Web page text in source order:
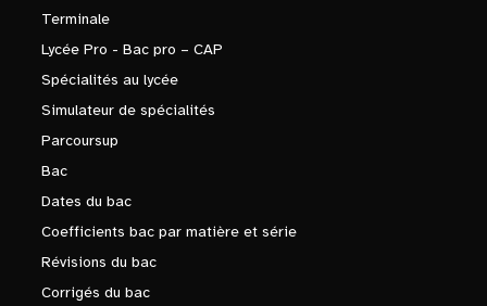
Terminale
Lycée Pro - Bac pro – CAP
Spécialités au lycée
Simulateur de spécialités
Parcoursup
Bac
Dates du bac
Coefficients bac par matière et série
Révisions du bac
Corrigés du bac